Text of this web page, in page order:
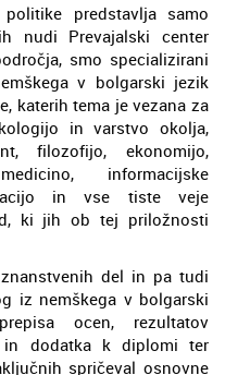
predstavlja samo
nudi Prevajalski center
smo specializirani
v bolgarski jezik
katerih tema je vezana za
in varstvo okolja,
filozofijo, ekonomijo,
informacijske
in vse tiste veje
ki jih ob tej priložnosti
del in pa tudi
iz nemškega v bolgarski
ocen, rezultatov
in dodatka k diplomi ter
spričeval osnovne